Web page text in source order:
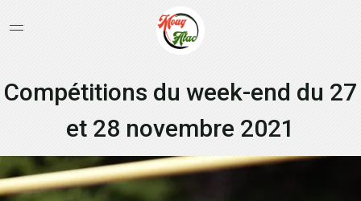
Compétitions du week-end du 27
et 28 novembre 2021